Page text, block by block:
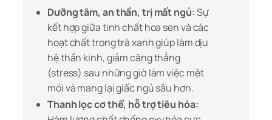
Dưỡng tâm, an thần, trị mất ngủ:Sự
kết hợp giữa tinh chất hoa sen và các
hoạt chất trong trà xanh giúp làm dịu
hệ thần kinh, giảm căng thẳng
(stress) sau những giờ làm việc mệt
mỏi và mang lại giấc ngủ sâu hơn.
Thanh lọc cơ thể, hỗ trợ tiêu hóa: